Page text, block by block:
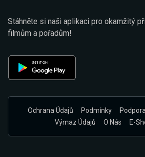
Stáhněte si naši aplikaci pro okamžitý
filmům a pořadům!
Ochrana Údajů Podmínky Podpora
Výmaz Údajů
O Nás E-